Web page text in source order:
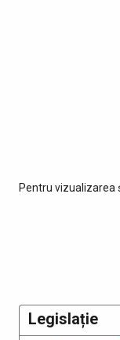
Pentru vizualizarea
Legislație